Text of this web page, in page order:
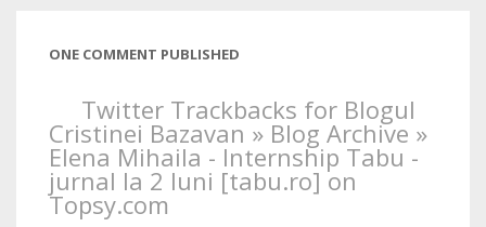
ONE COMMENT PUBLISHED
Twitter Trackbacks for Blogul
Cristinei Bazavan » Blog Archive »
Elena Mihaila - Internship Tabu -
jurnal la 2 luni [tabu.ro] on
Topsy.com